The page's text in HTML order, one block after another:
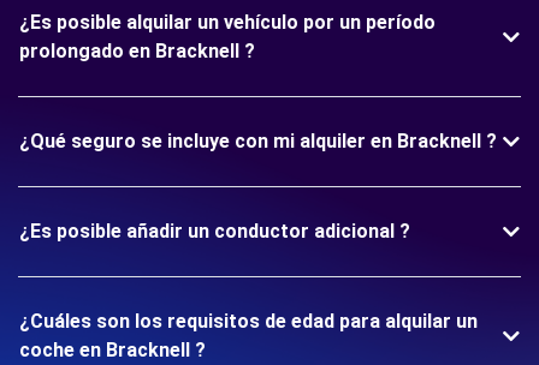
¿Es posible alquilar un vehículo por un período
prolongado en Bracknell ?
¿Qué seguro se incluye con mi alquiler en Bracknell ?
¿Es posible añadir un conductor adicional ?
¿Cuáles son los requisitos de edad para alquilar un
coche en Bracknell ?